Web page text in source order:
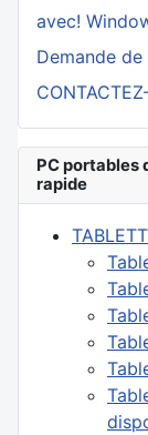
avec!
Demande de
PC portables
rapide